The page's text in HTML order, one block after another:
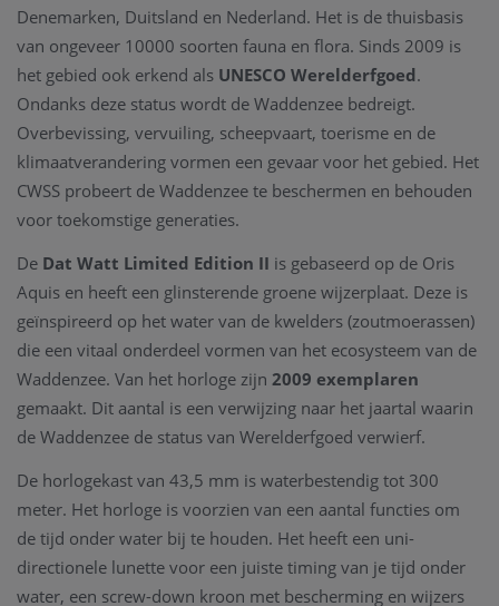
Denemarken, Duitsland en Nederland. Het is de thuisbasis
van ongeveer 10000 soorten fauna en flora. Sinds 2009 is
het gebied ook erkend als UNESCO Werelderfgoed.
Ondanks deze status wordt de Waddenzee bedreigt.
Overbevissing, vervuiling, scheepvaart, toerisme en de
klimaatverandering vormen een gevaar voor het gebied. Het
CWSS probeert de Waddenzee te beschermen en behouden
voor toekomstige generaties.
De Dat Watt Limited Edition II is gebaseerd op de Oris
Aquis en heeft een glinsterende groene wijzerplaat. Deze is
geïnspireerd op het water van de kwelders (zoutmoerassen)
die een vitaal onderdeel vormen van het ecosysteem van de
Waddenzee. Van het horloge zijn 2009 exemplaren
gemaakt. Dit aantal is een verwijzing naar het jaartal waarin
de Waddenzee de status van Werelderfgoed verwierf.
De horlogekast van 43,5 mm is waterbestendig tot 300
meter. Het horloge is voorzien van een aantal functies om
de tijd onder water bij te houden. Het heeft een uni-
directionele lunette voor een juiste timing van je tijd onder
water, een screw-down kroon met bescherming en wijzers